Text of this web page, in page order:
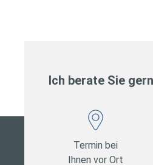
Ich berate Sie
Termin bei
Ihnen vor Ort